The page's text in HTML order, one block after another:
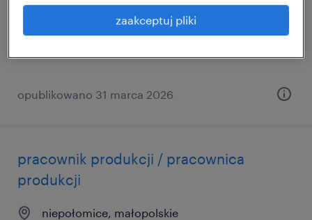
praca stała
opublikowano 31 marca 2026
pracownik produkcji / pracownica
produkcji
niepołomice, małopolskie
zaakceptuj pliki